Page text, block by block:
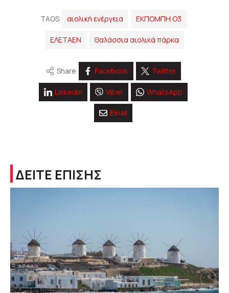
TAGS αιολική ενέργεια ΕΚΠΟΜΠΗ Ο3
ΕΛΕΤΑΕΝ Θαλάσσια αιολικά πάρκα
Share Facebook Twitter
Linkedin Viber WhatsApp
Email
ΔΕΙΤΕ ΕΠΙΣΗΣ